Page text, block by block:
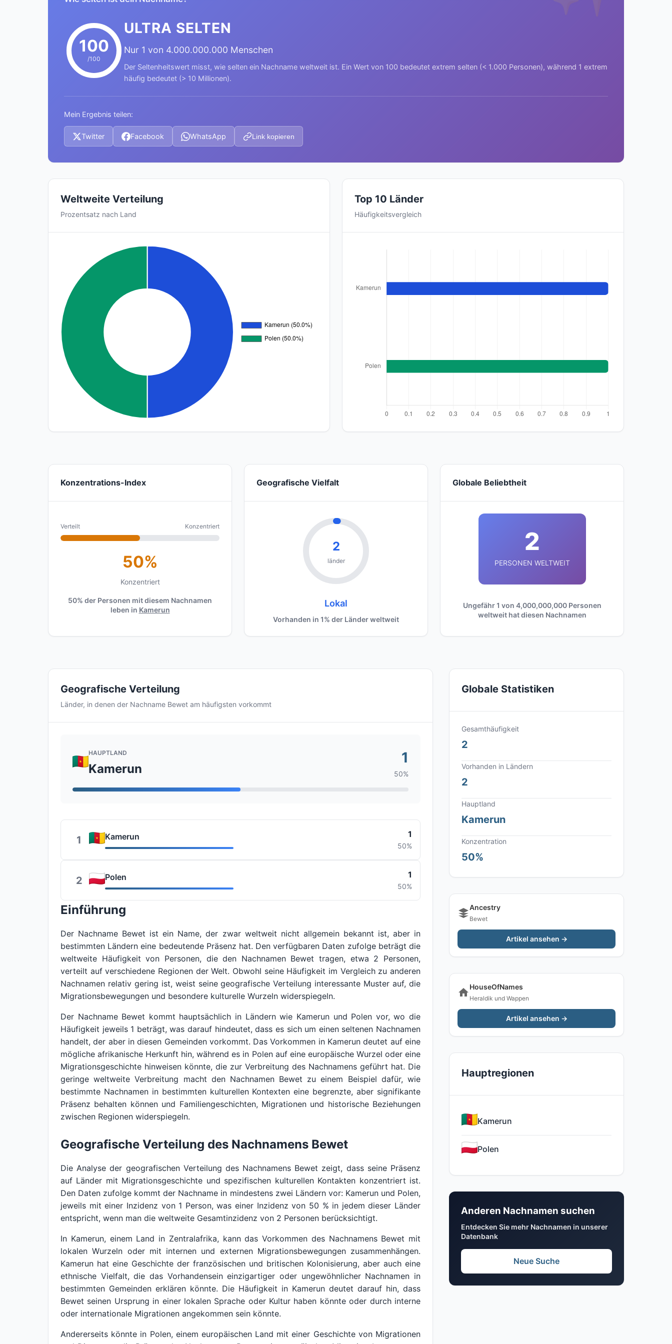
100
/100
ULTRA SELTEN
Nur 1 von 4.000.000.000 Menschen
Der Seltenheitswert misst, wie selten ein Nachname weltweit ist. Ein Wert von 100 bedeutet extrem selten (< 1.000 Personen), während 1 extrem
häufig bedeutet (> 10 Millionen).
Mein Ergebnis teilen:
Twitter Facebook WhatsApp Link kopieren
Weltweite Verteilung
Prozentsatz nach Land
Top 10 Länder
Häufigkeitsvergleich
Konzentrations-Index
Verteilt Konzentriert
50%
Konzentriert
50% der Personen mit diesem Nachnamen
leben in Kamerun
Geografische Vielfalt
2
länder
Lokal
Vorhanden in 1% der Länder weltweit
Globale Beliebtheit
2
PERSONEN WELTWEIT
Ungefähr 1 von 4,000,000,000 Personen
weltweit hat diesen Nachnamen
Geografische Verteilung
Länder, in denen der Nachname Bewet am häufigsten vorkommt
HAUPTLAND
Kamerun
1
50%
1 Kamerun 1
50%
2 Polen 1
50%
Einführung
Der Nachname Bewet ist ein Name, der zwar weltweit nicht allgemein bekannt ist, aber in
bestimmten Ländern eine bedeutende Präsenz hat. Den verfügbaren Daten zufolge beträgt die
weltweite Häufigkeit von Personen, die den Nachnamen Bewet tragen, etwa 2 Personen,
verteilt auf verschiedene Regionen der Welt. Obwohl seine Häufigkeit im Vergleich zu anderen
Nachnamen relativ gering ist, weist seine geografische Verteilung interessante Muster auf, die
Migrationsbewegungen und besondere kulturelle Wurzeln widerspiegeln.
Der Nachname Bewet kommt hauptsächlich in Ländern wie Kamerun und Polen vor, wo die
Häufigkeit jeweils 1 beträgt, was darauf hindeutet, dass es sich um einen seltenen Nachnamen
handelt, der aber in diesen Gemeinden vorkommt. Das Vorkommen in Kamerun deutet auf eine
mögliche afrikanische Herkunft hin, während es in Polen auf eine europäische Wurzel oder eine
Migrationsgeschichte hinweisen könnte, die zur Verbreitung des Nachnamens geführt hat. Die
geringe weltweite Verbreitung macht den Nachnamen Bewet zu einem Beispiel dafür, wie
bestimmte Nachnamen in bestimmten kulturellen Kontexten eine begrenzte, aber signifikante
Präsenz behalten können und Familiengeschichten, Migrationen und historische Beziehungen
zwischen Regionen widerspiegeln.
Geografische Verteilung des Nachnamens Bewet
Die Analyse der geografischen Verteilung des Nachnamens Bewet zeigt, dass seine Präsenz
auf Länder mit Migrationsgeschichte und spezifischen kulturellen Kontakten konzentriert ist.
Den Daten zufolge kommt der Nachname in mindestens zwei Ländern vor: Kamerun und Polen,
jeweils mit einer Inzidenz von 1 Person, was einer Inzidenz von 50 % in jedem dieser Länder
entspricht, wenn man die weltweite Gesamtinzidenz von 2 Personen berücksichtigt.
In Kamerun, einem Land in Zentralafrika, kann das Vorkommen des Nachnamens Bewet mit
lokalen Wurzeln oder mit internen und externen Migrationsbewegungen zusammenhängen.
Kamerun hat eine Geschichte der französischen und britischen Kolonisierung, aber auch eine
ethnische Vielfalt, die das Vorhandensein einzigartiger oder ungewöhnlicher Nachnamen in
bestimmten Gemeinden erklären könnte. Die Häufigkeit in Kamerun deutet darauf hin, dass
Bewet seinen Ursprung in einer lokalen Sprache oder Kultur haben könnte oder durch interne
oder internationale Migrationen angekommen sein könnte.
Andererseits könnte in Polen, einem europäischen Land mit einer Geschichte von Migrationen
Globale Statistiken
Gesamthäufigkeit
2
Vorhanden in Ländern
2
Hauptland
Kamerun
Konzentration
50%
Ancestry
Bewet
Artikel ansehen →
HouseOfNames
Heraldik und Wappen
Artikel ansehen →
Hauptregionen
Kamerun
Polen
Anderen Nachnamen suchen
Entdecken Sie mehr Nachnamen in unserer
Datenbank
Neue Suche